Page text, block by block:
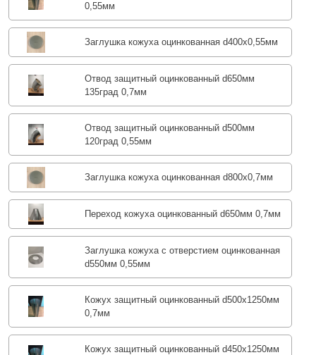
0,55мм
Заглушка кожуха оцинкованная d400х0,55мм
Отвод защитный оцинкованный d650мм
135град 0,7мм
Отвод защитный оцинкованный d500мм
120град 0,55мм
Заглушка кожуха оцинкованная d800х0,7мм
Переход кожуха оцинкованный d650мм 0,7мм
Заглушка кожуха с отверстием оцинкованная
d550мм 0,55мм
Кожух защитный оцинкованный d500х1250мм
0,7мм
Кожух защитный оцинкованный d450х1250мм